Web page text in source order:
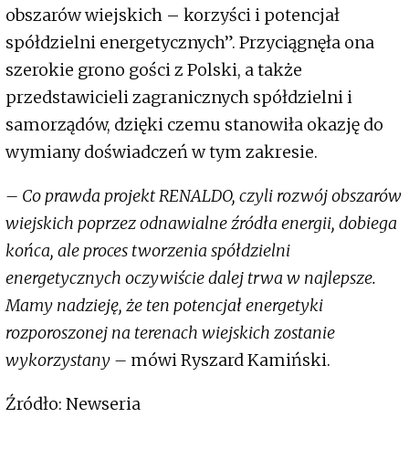
obszarów wiejskich – korzyści i potencjał
spółdzielni energetycznych”. Przyciągnęła ona
szerokie grono gości z Polski, a także
przedstawicieli zagranicznych spółdzielni i
samorządów, dzięki czemu stanowiła okazję do
wymiany doświadczeń w tym zakresie.
– Co prawda projekt RENALDO, czyli rozwój obszarów
wiejskich poprzez odnawialne źródła energii, dobiega
końca, ale proces tworzenia spółdzielni
energetycznych oczywiście dalej trwa w najlepsze.
Mamy nadzieję, że ten potencjał energetyki
rozporoszonej na terenach wiejskich zostanie
wykorzystany – mówi Ryszard Kamiński.
Źródło: Newseria